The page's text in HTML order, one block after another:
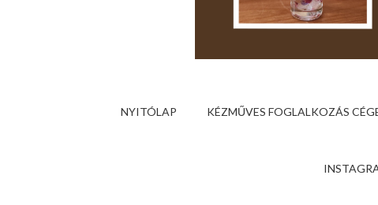
NYITÓLAP KÉZMŰVES FOGLALKOZÁS